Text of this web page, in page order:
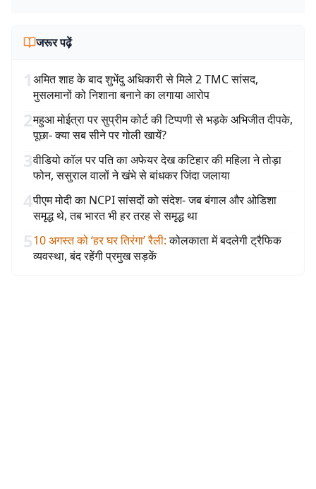
जरूर पढ़ें
1अमित शाह के बाद शुभेंदु अधिकारी से मिले 2 TMC सांसद,
मुसलमानों को निशाना बनाने का लगाया आरोप
2महुआ मोईत्रा पर सुप्रीम कोर्ट की टिप्पणी से भड़के अभिजीत दीपके,
पूछा- क्या सब सीने पर गोली खायें?
3वीडियो कॉल पर पति का अफेयर देख कटिहार की महिला ने तोड़ा
फोन, ससुराल वालों ने खंभे से बांधकर जिंदा जलाया
4पीएम मोदी का NCPI सांसदों को संदेश- जब बंगाल और ओडिशा
समृद्ध थे, तब भारत भी हर तरह से समृद्ध था
510 अगस्त को ‘हर घर तिरंगा’ रैली: कोलकाता में बदलेगी ट्रैफिक
व्यवस्था, बंद रहेंगी प्रमुख सड़कें